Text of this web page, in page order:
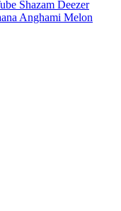
Shazam Deezer
Anghami Melon